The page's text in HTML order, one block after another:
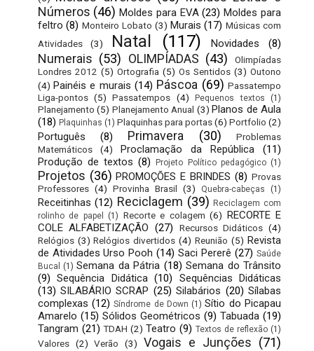
Números (46) Moldes para EVA (23) Moldes para
feltro (8) Monteiro Lobato (3) Murais (17) Músicas com
Atividades
(3) Natal (117) Novidades (8)
Numerais (53) OLIMPÍADAS (43)
Olimpíadas
Londres 2012 (5) Ortografia (5) Os Sentidos (3) Outono
(4) Painéis e murais (14) Páscoa (69) Passatempo
Liga-pontos (5) Passatempos (4) Pequenos textos (1)
Planejamento (5) Planejamento Anual (3) Planos de Aula
(18) Plaquinhas (1) Plaquinhas para portas(6) Portfolio (2)
Português (8) Primavera (30)
Problemas
Matemáticos
(4) Proclamação da República
(11)
Produção de textos (8) Projeto Político pedagógico (1)
Projetos (36) PROMOÇÕES E BRINDES (8) Provas
Professores (4) Provinha Brasil (3) Quebra-cabeças (1)
Receitinhas (12) Reciclagem (39) Reciclagem com
rolinho de papel
(1) Recorte e colagem (6)
RECORTE E
COLE ALFABETIZAÇÃO (27) Recursos Didáticos (4)
Relógios (3) Relógios divertidos (4) Reunião (5) Revista
de Atividades Urso Pooh (14) Saci Pererê (27) Saúde
Bucal
(1) Semana da Pátria (18) Semana do Trânsito
(9) Sequência Didática (10)
Sequências Didáticas
(13) SILABÁRIO SCRAP (25) Silabários (20) Sílabas
complexas (12) Síndrome de Down (1) Sítio do Picapau
Amarelo (15) Sólidos Geométricos (9) Tabuada (19)
Tangram (21) TDAH (2) Teatro (9) Textos de reflexão (1)
Valores (2) Verão (3) Vogais e Junções (71)